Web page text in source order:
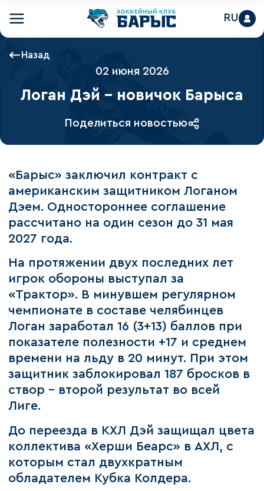
RU
Назад
02 июня 2026
Логан Дэй – новичок Барыса
Поделиться новостью
«Барыс» заключил контракт с
американским защитником Логаном
Дэем. Одностороннее соглашение
рассчитано на один сезон до 31 мая
2027 года.
На протяжении двух последних лет
игрок обороны выступал за
«Трактор». В минувшем регулярном
чемпионате в составе челябинцев
Логан заработал 16 (3+13) баллов при
показателе полезности +17 и среднем
времени на льду в 20 минут. При этом
защитник заблокировал 187 бросков в
створ – второй результат во всей
Лиге.
До переезда в КХЛ Дэй защищал цвета
коллектива «Херши Беарс» в АХЛ, с
которым стал двухкратным
обладателем Кубка Колдера.